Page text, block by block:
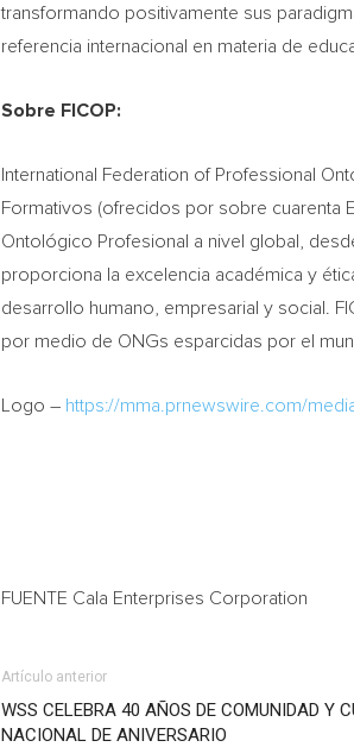
transformando positivamente sus
referencia internacional en materia de
Sobre FICOP:
International Federation of Professional
Formativos (ofrecidos por sobre cuarenta
Ontológico Profesional a nivel global,
proporciona la excelencia académica y
desarrollo humano, empresarial y social.
por medio de ONGs esparcidas por el
Logo – https://mma.prnewswire.com/
FUENTE Cala Enterprises Corporation
Artículo anterior
WSS CELEBRA 40 AÑOS DE COMUNIDAD Y
NACIONAL DE ANIVERSARIO